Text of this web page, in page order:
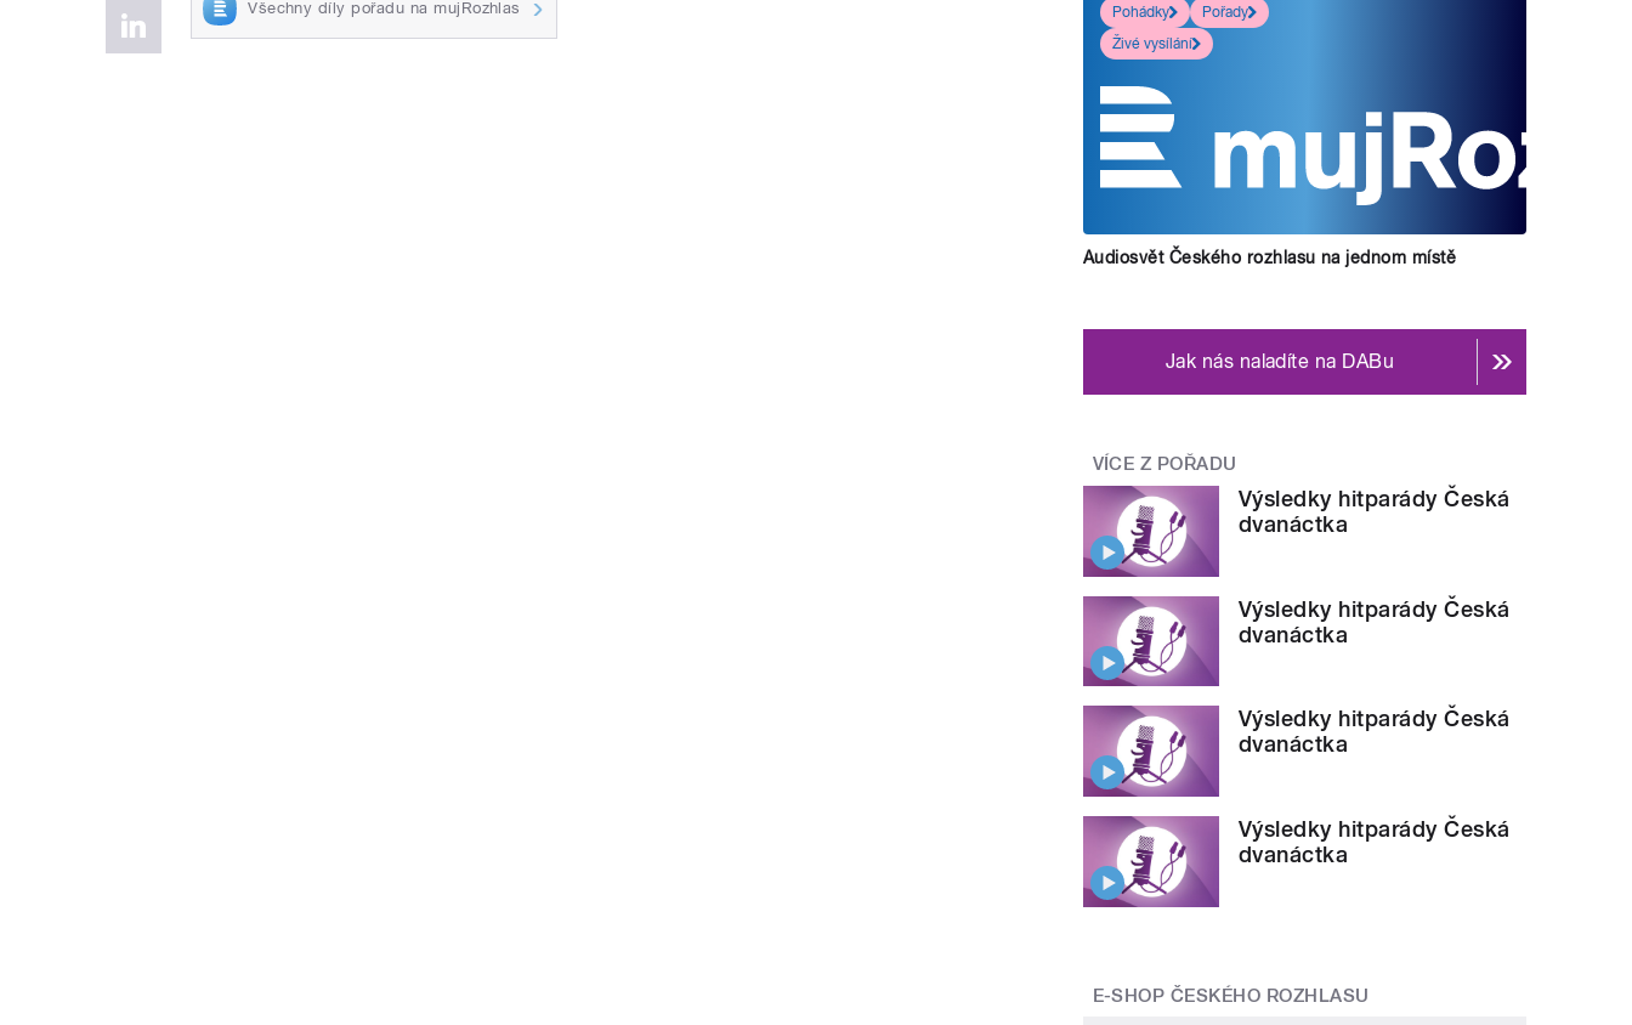
Všechny díly pořadu na mujRozhlas
Pohádky
Pořady
Živé vysílání
Audiosvět Českého rozhlasu na jednom místě
Jak nás naladíte na DABu
VÍCE Z POŘADU
Výsledky hitparády Česká
dvanáctka
Výsledky hitparády Česká
dvanáctka
Výsledky hitparády Česká
dvanáctka
Výsledky hitparády Česká
dvanáctka
E-SHOP ČESKÉHO ROZHLASU